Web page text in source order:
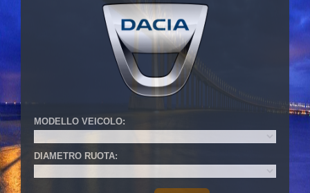
MODELLO VEICOLO:
DIAMETRO RUOTA: